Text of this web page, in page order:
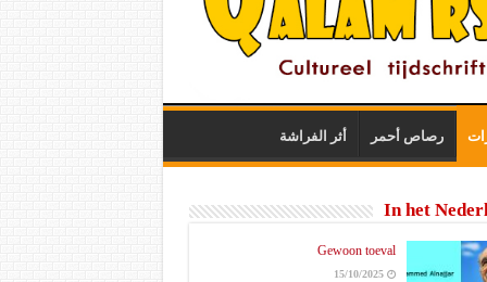
رصاص أحمر أثر الفراشة
In het
Gewoon toeval
15/10/2025